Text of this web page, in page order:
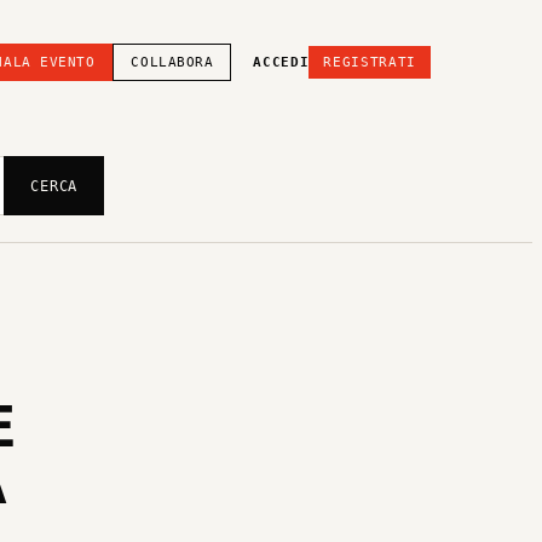
EVENTO COLLABORA ACCEDI REGISTRATI
CERCA